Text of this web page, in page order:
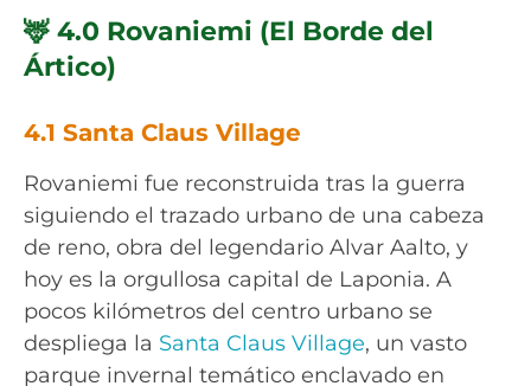
🦌 4.0 Rovaniemi (El Borde del
Ártico)
4.1 Santa Claus Village
Rovaniemi fue reconstruida tras la guerra
siguiendo el trazado urbano de una cabeza
de reno, obra del legendario Alvar Aalto, y
hoy es la orgullosa capital de Laponia. A
pocos kilómetros del centro urbano se
despliega la Santa Claus Village, un vasto
parque invernal temático enclavado en